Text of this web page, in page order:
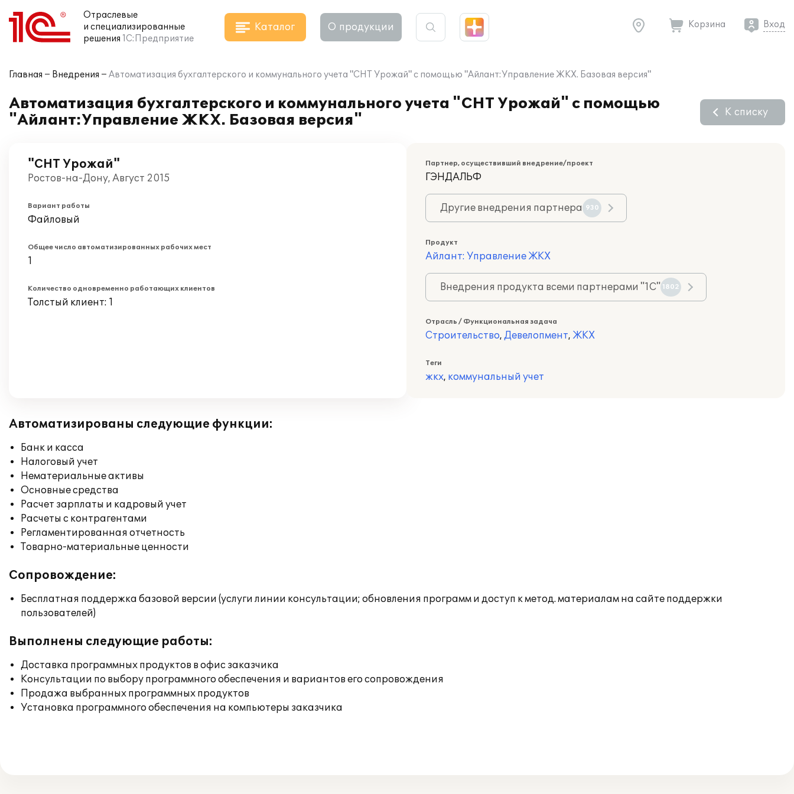
Отраслевые
и специализированные
решения 1С:Предприятие
Каталог О продукции Корзина Вход
Главная Внедрения Автоматизация бухгалтерского и коммунального учета "СНТ Урожай" с помощью "Айлант:Управление ЖКХ. Базовая версия"
Автоматизация бухгалтерского и коммунального учета "СНТ Урожай" с помощью
"Айлант:Управление ЖКХ. Базовая версия"
К списку
"СНТ Урожай"
Ростов-на-Дону, Август 2015
Вариант работы
Файловый
Общее число автоматизированных рабочих мест
1
Количество одновременно работающих клиентов
Толстый клиент: 1
Партнер, осуществивший внедрение/проект
ГЭНДАЛЬФ
Другие внедрения партнера 930
Продукт
Айлант: Управление ЖКХ
Внедрения продукта всеми партнерами "1С" 1802
Отрасль / Функциональная задача
Строительство, Девелопмент, ЖКХ
Теги
жкх, коммунальный учет
Автоматизированы следующие функции:
Банк и касса
Налоговый учет
Нематериальные активы
Основные средства
Расчет зарплаты и кадровый учет
Расчеты с контрагентами
Регламентированная отчетность
Товарно-материальные ценности
Сопровождение:
Бесплатная поддержка базовой версии (услуги линии консультации; обновления программ и доступ к метод. материалам на сайте поддержки
пользователей)
Выполнены следующие работы:
Доставка программных продуктов в офис заказчика
Консультации по выбору программного обеспечения и вариантов его сопровождения
Продажа выбранных программных продуктов
Установка программного обеспечения на компьютеры заказчика